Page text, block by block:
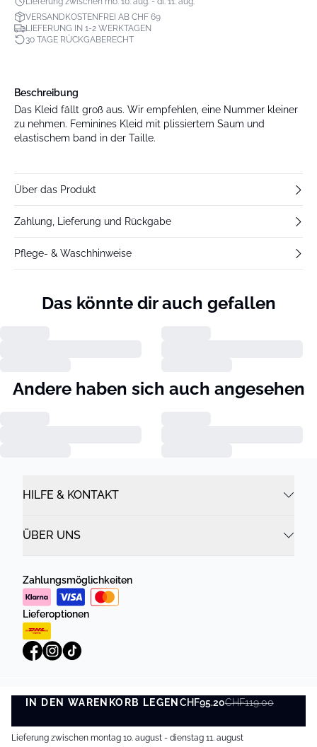
VERSANDKOSTENFREI AB CHF 69
LIEFERUNG IN 1-2 WERKTAGEN
30 TAGE RÜCKGABERECHT
IN DEN WARENKORB LEGENCHF95.20CHF119.00
IN DEN WARENKORB LEGEN
Lieferung zwischen montag 10. august - dienstag 11. august
Beschreibung
Das Kleid fällt groß aus. Wir empfehlen, eine Nummer kleiner
zu nehmen. Feminines Kleid mit plissiertem Saum und
elastischem band in der Taille.
Über das Produkt
Zahlung, Lieferung und Rückgabe
Pflege- & Waschhinweise
Das könnte dir auch gefallen
Andere haben sich auch angesehen
HILFE & KONTAKT
ÜBER UNS
Zahlungsmöglichkeiten
Lieferoptionen
Datenschutzrichtlinie Geschäftsbedingungen